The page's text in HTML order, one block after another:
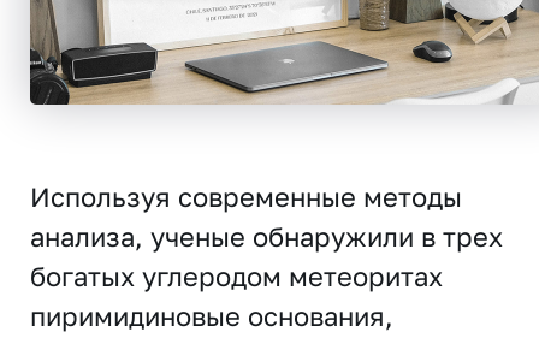
Используя современные методы
анализа, ученые обнаружили в трех
богатых углеродом метеоритах
пиримидиновые основания,